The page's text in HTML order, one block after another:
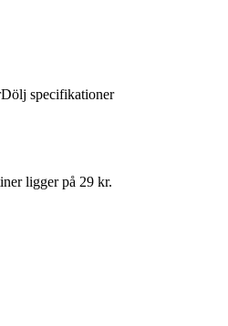
Dölj specifikationer
ligger på 29 kr.